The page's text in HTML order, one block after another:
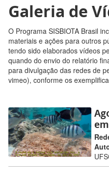
Galeria de
O Programa SISBIOTA Brasil
materiais e ações para outros
tendo sido elaborados vídeos
quando do envio do relatório
para divulgação das redes de
vimeo), conforme os